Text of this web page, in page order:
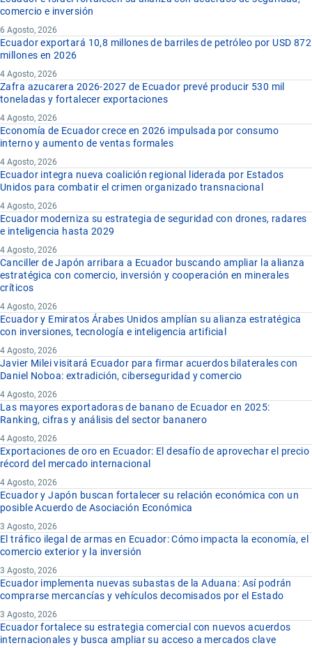
comercio e inversión
6 Agosto, 2026
Ecuador exportará 10,8 millones de barriles de petróleo por USD 872
millones en 2026
4 Agosto, 2026
Zafra azucarera 2026-2027 de Ecuador prevé producir 530 mil
toneladas y fortalecer exportaciones
4 Agosto, 2026
Economía de Ecuador crece en 2026 impulsada por consumo
interno y aumento de ventas formales
4 Agosto, 2026
Ecuador integra nueva coalición regional liderada por Estados
Unidos para combatir el crimen organizado transnacional
4 Agosto, 2026
Ecuador moderniza su estrategia de seguridad con drones, radares
e inteligencia hasta 2029
4 Agosto, 2026
Canciller de Japón arribara a Ecuador buscando ampliar la alianza
estratégica con comercio, inversión y cooperación en minerales
críticos
4 Agosto, 2026
Ecuador y Emiratos Árabes Unidos amplían su alianza estratégica
con inversiones, tecnología e inteligencia artificial
4 Agosto, 2026
Javier Milei visitará Ecuador para firmar acuerdos bilaterales con
Daniel Noboa: extradición, ciberseguridad y comercio
4 Agosto, 2026
Las mayores exportadoras de banano de Ecuador en 2025:
Ranking, cifras y análisis del sector bananero
4 Agosto, 2026
Exportaciones de oro en Ecuador: El desafío de aprovechar el precio
récord del mercado internacional
4 Agosto, 2026
Ecuador y Japón buscan fortalecer su relación económica con un
posible Acuerdo de Asociación Económica
3 Agosto, 2026
El tráfico ilegal de armas en Ecuador: Cómo impacta la economía, el
comercio exterior y la inversión
3 Agosto, 2026
Ecuador implementa nuevas subastas de la Aduana: Así podrán
comprarse mercancías y vehículos decomisados por el Estado
3 Agosto, 2026
Ecuador fortalece su estrategia comercial con nuevos acuerdos
internacionales y busca ampliar su acceso a mercados clave